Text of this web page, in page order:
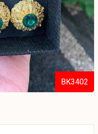
BK3402